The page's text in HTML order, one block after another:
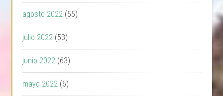
agosto 2022 (55)
julio 2022 (53)
junio 2022 (63)
mayo 2022 (6)